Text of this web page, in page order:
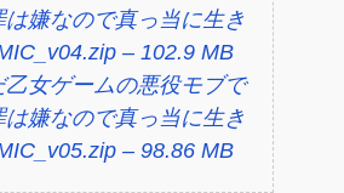
は嫌なので真っ当に生き
– 102.9 MB
乙女ゲームの悪役モブで
は嫌なので真っ当に生き
– 98.86 MB